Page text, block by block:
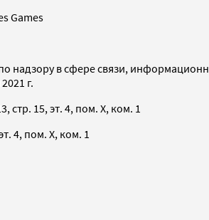
Games
надзору в сфере связи,
г.
стр. 15, эт. 4, пом. X, ком. 1
4, пом. X, ком. 1